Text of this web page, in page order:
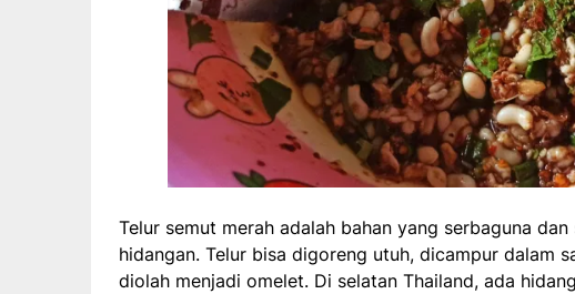
Telur semut merah adalah bahan yang serbaguna
hidangan. Telur bisa digoreng utuh, dicampur dalam
diolah menjadi omelet. Di selatan Thailand, ada